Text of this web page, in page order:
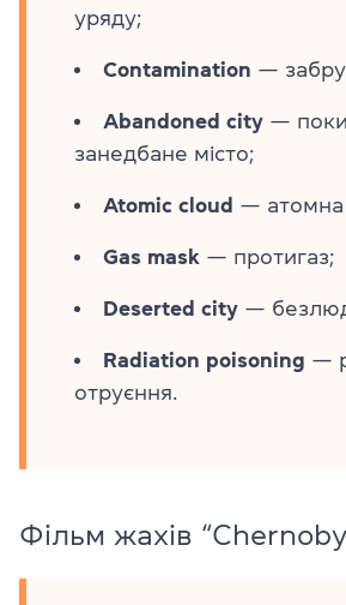
уряду;
Contamination —
Abandoned city —
занедбане місто;
Atomic cloud — атомна
Gas mask — протигаз;
Deserted city —
Radiation poisoning —
отруєння.
Фільм жахів